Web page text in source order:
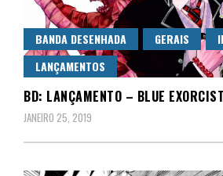
BANDA DESENHADA GERAIS
LANÇAMENTOS
BD: LANÇAMENTO – BLUE
JANEIRO 25, 2019